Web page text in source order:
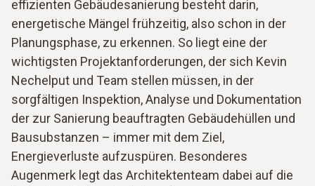
effizienten Gebäudesanierung besteht darin,
energetische Mängel frühzeitig, also schon in der
Planungsphase, zu erkennen. So liegt eine der
wichtigsten Projektanforderungen, der sich Kevin
Nechelput und Team stellen müssen, in der
sorgfältigen Inspektion, Analyse und Dokumentation
der zur Sanierung beauftragten Gebäudehüllen und
Bausubstanzen – immer mit dem Ziel,
Energieverluste aufzuspüren. Besonderes
Augenmerk legt das Architektenteam dabei auf die